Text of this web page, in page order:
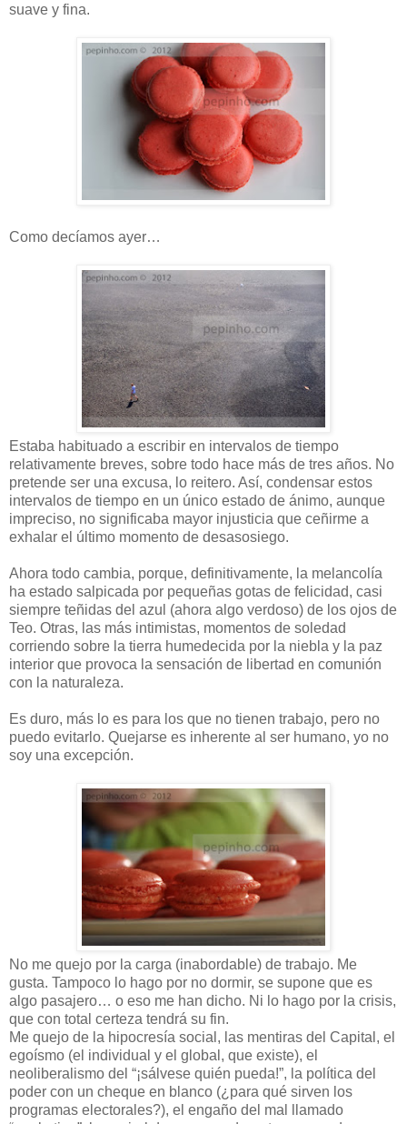
suave y fina.
Como decíamos ayer…
Estaba habituado a escribir en intervalos de tiempo
relativamente breves, sobre todo hace más de tres años. No
pretende ser una excusa, lo reitero. Así, condensar estos
intervalos de tiempo en un único estado de ánimo, aunque
impreciso, no significaba mayor injusticia que ceñirme a
exhalar el último momento de desasosiego.
Ahora todo cambia, porque, definitivamente, la melancolía
ha estado salpicada por pequeñas gotas de felicidad, casi
siempre teñidas del azul (ahora algo verdoso) de los ojos de
Teo. Otras, las más intimistas, momentos de soledad
corriendo sobre la tierra humedecida por la niebla y la paz
interior que provoca la sensación de libertad en comunión
con la naturaleza.
Es duro, más lo es para los que no tienen trabajo, pero no
puedo evitarlo. Quejarse es inherente al ser humano, yo no
soy una excepción.
No me quejo por la carga (inabordable) de trabajo. Me
gusta. Tampoco lo hago por no dormir, se supone que es
algo pasajero… o eso me han dicho. Ni lo hago por la crisis,
que con total certeza tendrá su fin.
Me quejo de la hipocresía social, las mentiras del Capital, el
egoísmo (el individual y el global, que existe), el
neoliberalismo del “¡sálvese quién pueda!”, la política del
poder con un cheque en blanco (¿para qué sirven los
programas electorales?), el engaño del mal llamado